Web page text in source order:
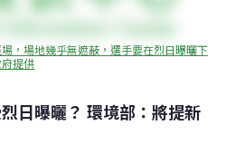
，場地幾乎無遮蔽，選手要在烈日曝曬下
提供
日曝曬？ 環境部：將提新